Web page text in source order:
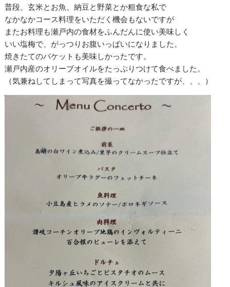
普段、玄米とお魚、納豆と野菜とか粗食な私で
なかなかコース料理をいただく機会もないですが
またお料理も瀬戸内の食材をふんだんに使い美味しく
いい塩梅で、がっつりお腹いっぱいになりました。
焼きたてのバケットも美味しかったです。
瀬戸内産のオリーブオイルをたっぷりつけて食べました。
（気兼ねしてしまって写真を撮ってなかったですが、、、）